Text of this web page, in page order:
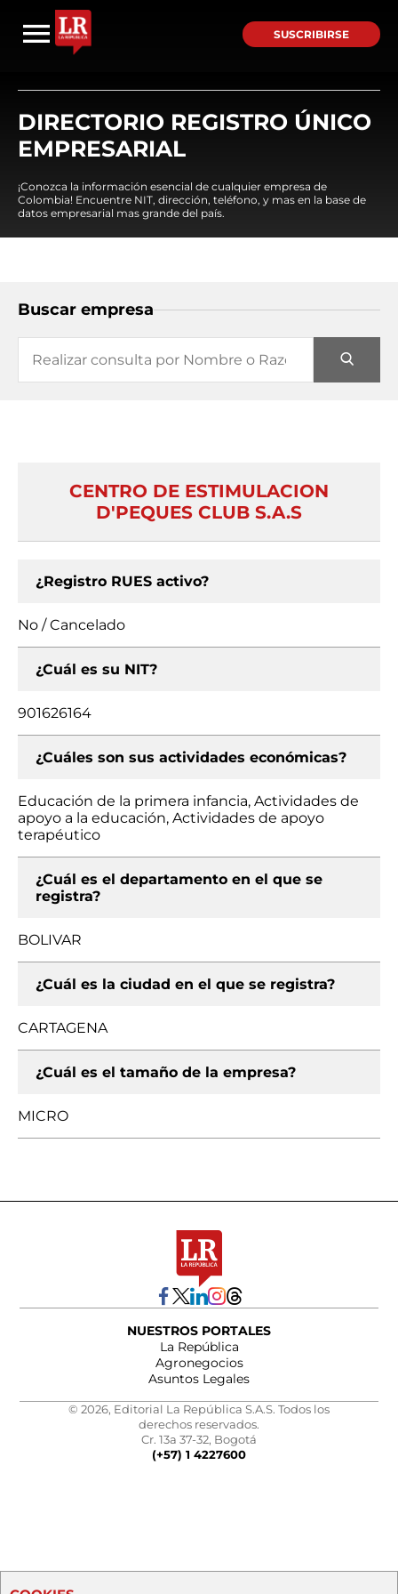
SUSCRIBIRSE
DIRECTORIO REGISTRO ÚNICO
EMPRESARIAL
¡Conozca la información esencial de cualquier empresa de
Colombia! Encuentre NIT, dirección, teléfono, y mas en la base de
datos empresarial mas grande del país.
Buscar empresa
CENTRO DE ESTIMULACION
D'PEQUES CLUB S.A.S
¿Registro RUES activo?
No / Cancelado
¿Cuál es su NIT?
901626164
¿Cuáles son sus actividades económicas?
Educación de la primera infancia, Actividades de
apoyo a la educación, Actividades de apoyo
terapéutico
¿Cuál es el departamento en el que se
registra?
BOLIVAR
¿Cuál es la ciudad en el que se registra?
CARTAGENA
¿Cuál es el tamaño de la empresa?
MICRO
NUESTROS PORTALES
La República
Agronegocios
Asuntos Legales
© 2026, Editorial La República S.A.S. Todos los
derechos reservados.
Cr. 13a 37-32, Bogotá
(+57) 1 4227600